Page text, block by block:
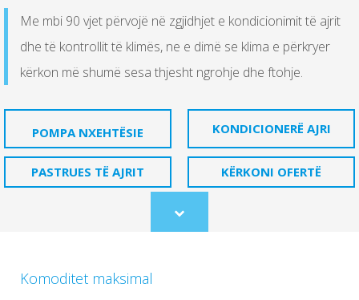
Me mbi 90 vjet përvojë në zgjidhjet e kondicionimit të ajrit
dhe të kontrollit të klimës, ne e dimë se klima e përkryer
kërkon më shumë sesa thjesht ngrohje dhe ftohje.
POMPA NXEHTËSIE KONDICIONERË AJRI
PASTRUES TË AJRIT KËRKONI OFERTË
Scroll
to
Komoditet maksimal